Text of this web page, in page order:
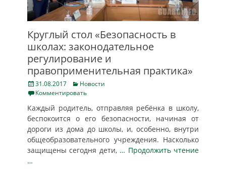
Круглый стол «Безопасность в
школах: законодательное
регулирование и
правоприменительная практика»
Posted
on
31.08.2017 Categories
Новости
Комментировать
Каждый родитель, отправляя ребёнка в школу,
беспокоится о его безопасности, начиная от
дороги из дома до школы, и, особенно, внутри
общеобразовательного учреждения. Насколько
защищены сегодня дети, … Продолжить чтение
…